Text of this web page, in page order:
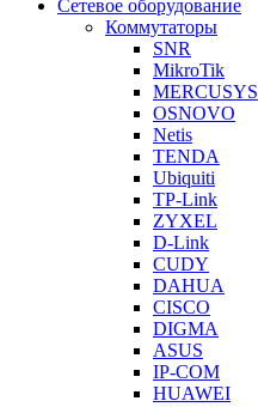
Сетевое оборудование
Коммутаторы
SNR
MikroTik
MERCUSYS
OSNOVO
Netis
TENDA
Ubiquiti
TP-Link
ZYXEL
D-Link
CUDY
DAHUA
CISCO
DIGMA
ASUS
IP-COM
HUAWEI